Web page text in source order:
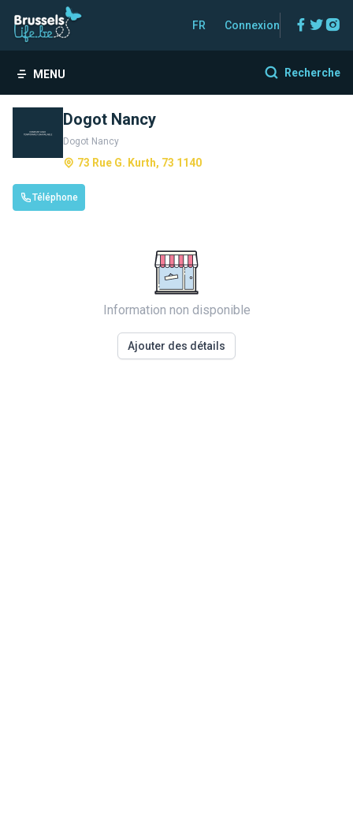
FR Connexion
MENU Recherche
Dogot Nancy
Dogot Nancy
73 Rue G. Kurth, 73 1140
Téléphone
Information non disponible
Ajouter des détails